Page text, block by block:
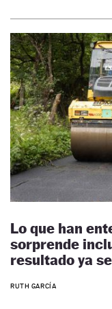
Lo que han
sorprende
resultado ya
RUTH GARCÍA